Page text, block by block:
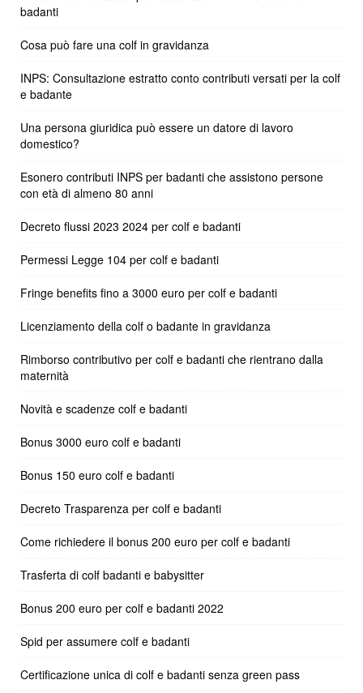
badanti
Cosa può fare una colf in gravidanza
INPS: Consultazione estratto conto contributi versati per la colf
e badante
Una persona giuridica può essere un datore di lavoro
domestico?
Esonero contributi INPS per badanti che assistono persone
con età di almeno 80 anni
Decreto flussi 2023 2024 per colf e badanti
Permessi Legge 104 per colf e badanti
Fringe benefits fino a 3000 euro per colf e badanti
Licenziamento della colf o badante in gravidanza
Rimborso contributivo per colf e badanti che rientrano dalla
maternità
Novità e scadenze colf e badanti
Bonus 3000 euro colf e badanti
Bonus 150 euro colf e badanti
Decreto Trasparenza per colf e badanti
Come richiedere il bonus 200 euro per colf e badanti
Trasferta di colf badanti e babysitter
Bonus 200 euro per colf e badanti 2022
Spid per assumere colf e badanti
Certificazione unica di colf e badanti senza green pass